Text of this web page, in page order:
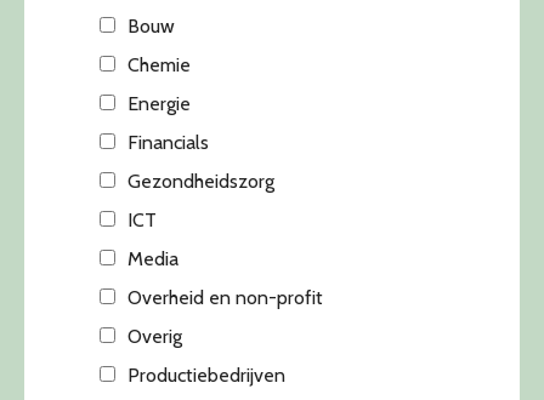
Bouw
Chemie
Energie
Financials
Gezondheidszorg
ICT
Media
Overheid en non-profit
Overig
Productiebedrijven